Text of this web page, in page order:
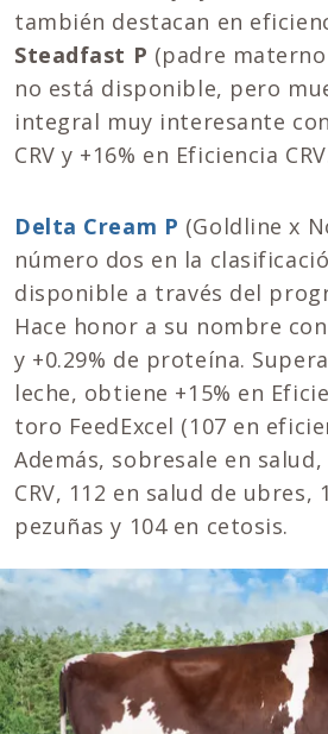
también destacan en
Steadfast P (padre materno
no está disponible, pero
integral muy interesante
CRV y +16% en Eficiencia
Delta Cream P (Goldline x
número dos en la
disponible a través del
Hace honor a su nombre
y +0.29% de proteína.
leche, obtiene +15% en
toro FeedExcel (107 en
Además, sobresale en salud,
CRV, 112 en salud de ubres,
pezuñas y 104 en cetosis.